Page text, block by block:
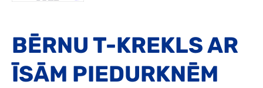
BĒRNU T-KREKLS AR
ĪSĀM PIEDURKNĒM